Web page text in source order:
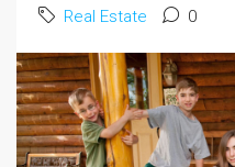
Real Estate
0